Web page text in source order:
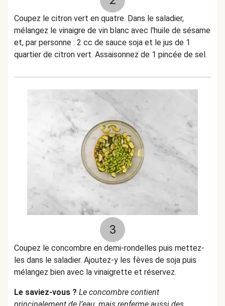
Coupez le citron vert en quatre. Dans le saladier,
mélangez le vinaigre de vin blanc avec l'huile de sésame
et, par personne : 2 cc de sauce soja et le jus de 1
quartier de citron vert. Assaisonnez de 1 pincée de sel.
3
Coupez le concombre en demi-rondelles puis mettez-
les dans le saladier. Ajoutez-y les fèves de soja puis
mélangez bien avec la vinaigrette et réservez.
Le saviez-vous ? Le concombre contient